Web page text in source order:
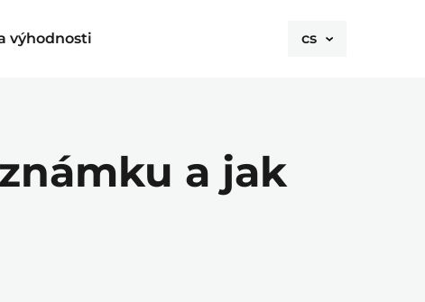
výhodnosti cs
a jak